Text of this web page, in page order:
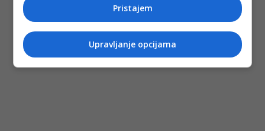
Pristajem
Upravljanje opcijama